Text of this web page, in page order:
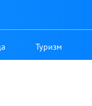
Туризм